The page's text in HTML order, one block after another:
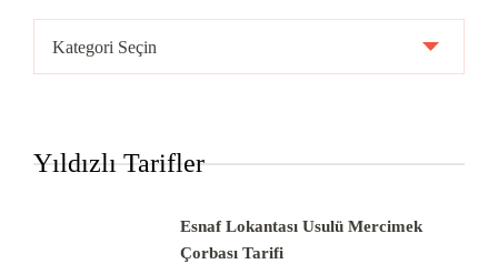
Yöntemleri
Yıldızlı Tarifler
Esnaf Lokantası Usulü Mercimek
Çorbası Tarifi